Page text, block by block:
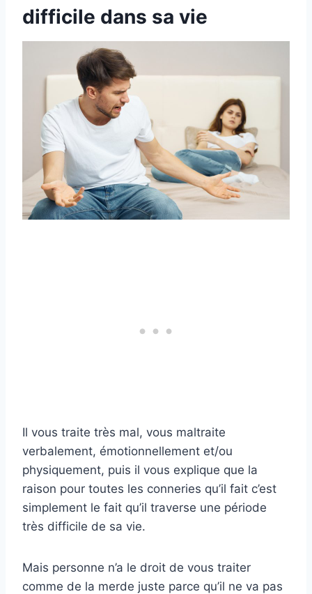
difficile dans sa vie
Il vous traite très mal, vous maltraite
verbalement, émotionnellement et/ou
physiquement, puis il vous explique que la
raison pour toutes les conneries qu’il fait c’est
simplement le fait qu’il traverse une période
très difficile de sa vie.
Mais personne n’a le droit de vous traiter
comme de la merde juste parce qu’il ne va pas